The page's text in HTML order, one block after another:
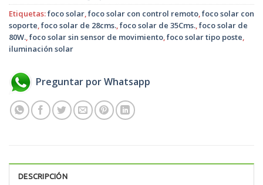
Etiquetas:foco solar,foco solar con control remoto,foco solar con
soporte,foco solar de 28cms.,foco solar de 35Cms.,foco solar de
80W.,foco solar sin sensor de movimiento,foco solar tipo poste,
iluminación solar
Preguntar por Whatsapp
DESCRIPCIÓN